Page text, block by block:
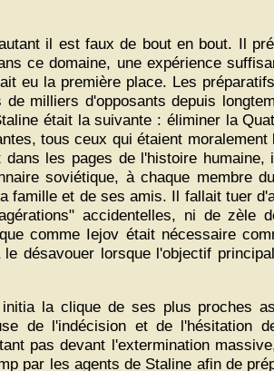
il est faux de bout en bout. Il
ce domaine, une expérience
eu la première place. Les
milliers d'opposants depuis
était la suivante : éliminer la
tous ceux qui étaient
les pages de l'histoire
soviétique, à chaque membre
et de ses amis. Il fallait tuer
accidentelles, ni de zèle
comme Iejov était nécessaire
désavouer lorsque l'objectif
la clique de ses plus proches
de l'indécision et de l'hésitation
pas devant l'extermination
par les agents de Staline afin de